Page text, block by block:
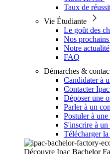
Taux de
Vie Étudiante
Le goût des
Nos
Notre actualité
FAQ
Démarches &
Candidater à
Contacter
Déposer une
Parler à un
Postuler à
S'inscrire à un
Télécharger
Découvre Ipac Bachelor